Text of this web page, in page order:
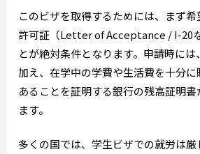
このビザを取得するためには、まず
許可証（Letter of Acceptance / I-20
とが絶対条件となります。申請時に
加え、在学中の学費や生活費を十分
あることを証明する銀行の残高証明
ます。
多くの国では、学生ビザでの就労は